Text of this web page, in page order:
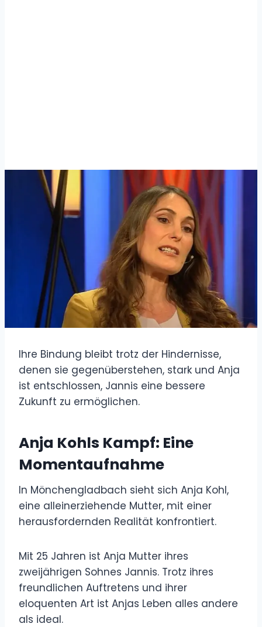
Ihre Bindung bleibt trotz der Hindernisse,
denen sie gegenüberstehen, stark und Anja
ist entschlossen, Jannis eine bessere
Zukunft zu ermöglichen.
Anja Kohls Kampf: Eine
Momentaufnahme
In Mönchengladbach sieht sich Anja Kohl,
eine alleinerziehende Mutter, mit einer
herausfordernden Realität konfrontiert.
Mit 25 Jahren ist Anja Mutter ihres
zweijährigen Sohnes Jannis. Trotz ihres
freundlichen Auftretens und ihrer
eloquenten Art ist Anjas Leben alles andere
als ideal.